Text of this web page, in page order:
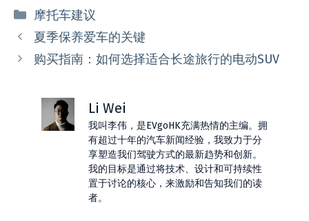
分
类
摩托车建议
夏季保养爱车的关键
购买指南：如何选择适合长途旅行的电动SUV
Li Wei
我叫李伟，是EVgoHK充满热情的主编。拥
有超过十年的汽车新闻经验，我致力于分
享塑造我们驾驶方式的最新趋势和创新。
我的目标是通过将技术、设计和可持续性
置于讨论的核心，来激励和告知我们的读
者。